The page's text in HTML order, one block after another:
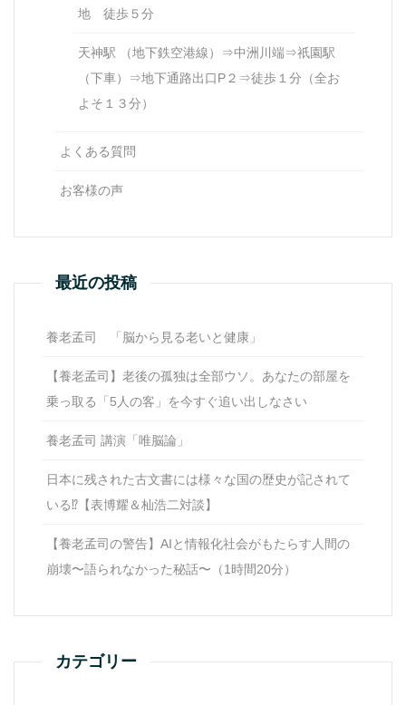
地 徒歩５分
天神駅 （地下鉄空港線）⇒中洲川端⇒祇園駅
（下車）⇒地下通路出口P２⇒徒歩１分（全お
よそ１３分）
よくある質問
お客様の声
最近の投稿
養老孟司 「脳から見る老いと健康」
【養老孟司】老後の孤独は全部ウソ。あなたの部屋を
乗っ取る「5人の客」を今すぐ追い出しなさい
養老孟司 講演「唯脳論」
日本に残された古文書には様々な国の歴史が記されて
いる⁉【表博耀＆杣浩二対談】
【養老孟司の警告】AIと情報化社会がもたらす人間の
崩壊〜語られなかった秘話〜（1時間20分）
カテゴリー